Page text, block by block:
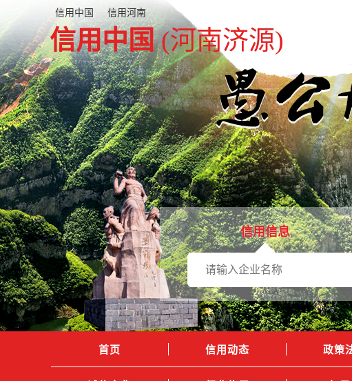
信用中国(河南济源)
信用中国 信用河南
信用信息
首页 信用动态 政策